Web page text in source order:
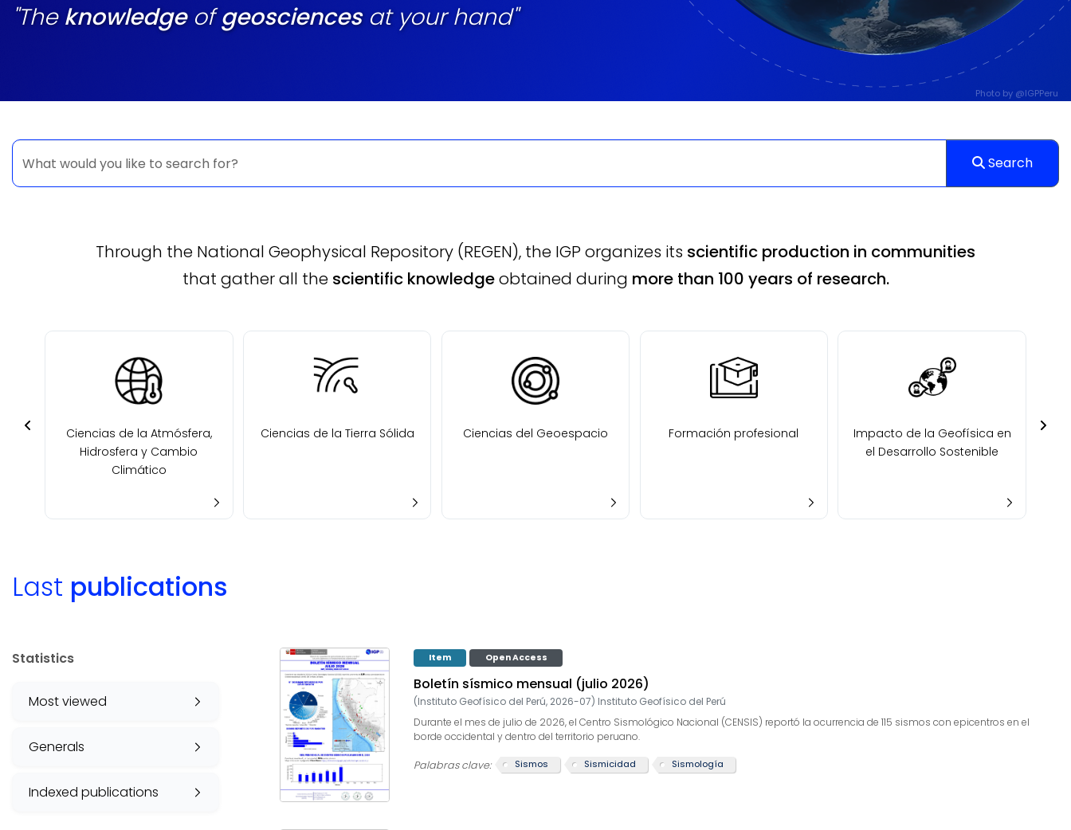
"Theknowledgeofgeosciencesat your hand"
Photo by @IGPPeru
Search
Through the National Geophysical Repository (REGEN), the IGP organizes its scientific production in communities
that gather all the scientific knowledgeobtained during more than 100 years of research.
Ciencias de la Atmósfera,
Hidrosfera y Cambio
Climático
Ciencias de la Tierra Sólida Ciencias del Geoespacio Formación profesional
Impacto de la Geofísica en
el Desarrollo Sostenible
Last publications
Statistics
Most viewed
Generals
Indexed publications
Item Open Access
Boletín sísmico mensual (julio 2026)
(Instituto Geofísico del Perú, 2026-07) Instituto Geofísico del Perú
Durante el mes de julio de 2026, el Centro Sismológico Nacional (CENSIS) reportó la ocurrencia de 115 sismos con epicentros en el
borde occidental y dentro del territorio peruano.
Palabras clave: Sismos Sismicidad Sismología